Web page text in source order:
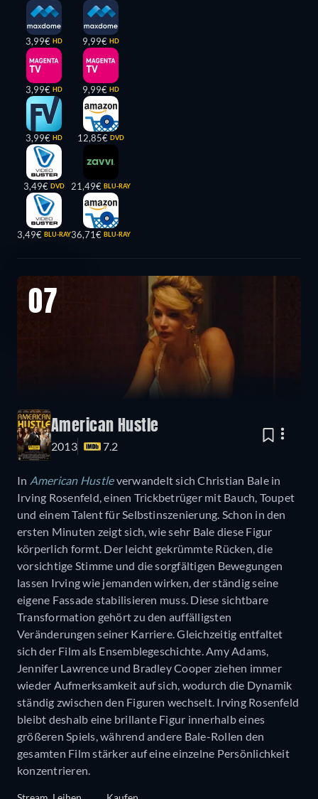
3,99€ HD
3,99€ HD
3,99€ HD
3,49€ DVD
3,49€ BLU-RAY
9,99€ HD
9,99€ HD
12,85€ DVD
21,49€ BLU-RAY
36,71€ BLU-RAY
07
American Hustle
2013 7.2
In American Hustleverwandelt sich Christian Bale in
Irving Rosenfeld, einen Trickbetrüger mit Bauch, Toupet
und einem Talent für Selbstinszenierung. Schon in den
ersten Minuten zeigt sich, wie sehr Bale diese Figur
körperlich formt. Der leicht gekrümmte Rücken, die
vorsichtige Stimme und die sorgfältigen Bewegungen
lassen Irving wie jemanden wirken, der ständig seine
eigene Fassade stabilisieren muss. Diese sichtbare
Transformation gehört zu den auffälligsten
Veränderungen seiner Karriere. Gleichzeitig entfaltet
sich der Film als Ensemblegeschichte. Amy Adams,
Jennifer Lawrence und Bradley Cooper ziehen immer
wieder Aufmerksamkeit auf sich, wodurch die Dynamik
ständig zwischen den Figuren wechselt. Irving Rosenfeld
bleibt deshalb eine brillante Figur innerhalb eines
größeren Spiels, während andere Bale-Rollen den
gesamten Film stärker auf eine einzelne Persönlichkeit
konzentrieren.